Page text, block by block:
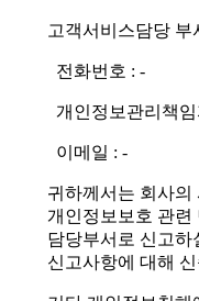
고객서비스담당 부
전화번호 : -
개인정보관리책임
이메일 : -
귀하께서는 회사의
개인정보보호 관련
담당부서로 신고하
신고사항에 대해